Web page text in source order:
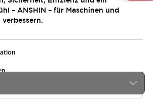
– ANSHIN – für Maschinen und